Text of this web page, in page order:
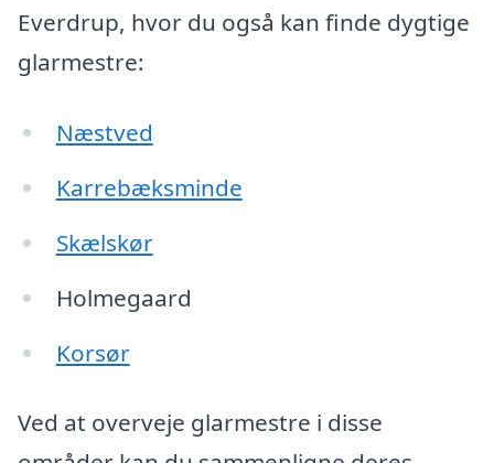
Everdrup, hvor du også kan finde dygtige
glarmestre:
Næstved
Karrebæksminde
Skælskør
Holmegaard
Korsør
Ved at overveje glarmestre i disse